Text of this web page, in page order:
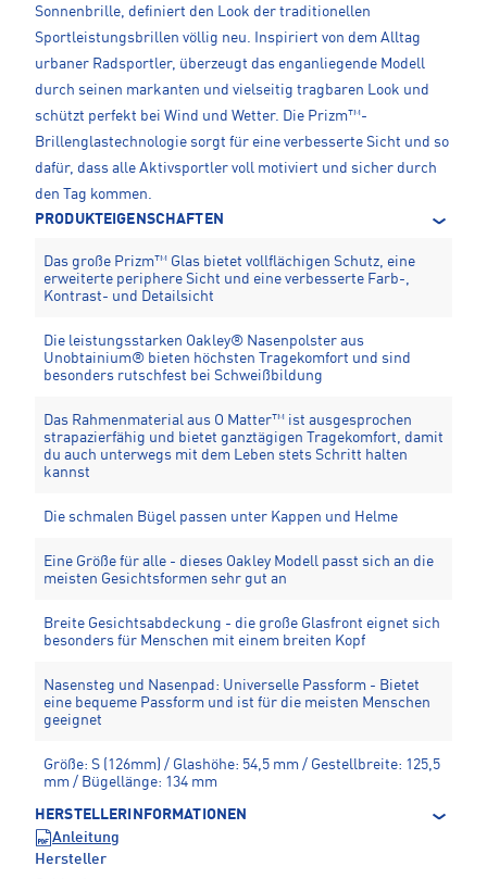
Sonnenbrille, definiert den Look der traditionellen
Sportleistungsbrillen völlig neu. Inspiriert von dem Alltag
urbaner Radsportler, überzeugt das enganliegende Modell
durch seinen markanten und vielseitig tragbaren Look und
schützt perfekt bei Wind und Wetter. Die Prizm™-
Brillenglastechnologie sorgt für eine verbesserte Sicht und so
dafür, dass alle Aktivsportler voll motiviert und sicher durch
den Tag kommen.
PRODUKTEIGENSCHAFTEN
Das große Prizm™ Glas bietet vollflächigen Schutz, eine
erweiterte periphere Sicht und eine verbesserte Farb-,
Kontrast- und Detailsicht
Die leistungsstarken Oakley® Nasenpolster aus
Unobtainium® bieten höchsten Tragekomfort und sind
besonders rutschfest bei Schweißbildung
Das Rahmenmaterial aus O Matter™ ist ausgesprochen
strapazierfähig und bietet ganztägigen Tragekomfort, damit
du auch unterwegs mit dem Leben stets Schritt halten
kannst
Die schmalen Bügel passen unter Kappen und Helme
Eine Größe für alle - dieses Oakley Modell passt sich an die
meisten Gesichtsformen sehr gut an
Breite Gesichtsabdeckung - die große Glasfront eignet sich
besonders für Menschen mit einem breiten Kopf
Nasensteg und Nasenpad: Universelle Passform - Bietet
eine bequeme Passform und ist für die meisten Menschen
geeignet
Größe: S (126mm) / Glashöhe: 54,5 mm / Gestellbreite: 125,5
mm / Bügellänge: 134 mm
HERSTELLERINFORMATIONEN
Anleitung
Hersteller